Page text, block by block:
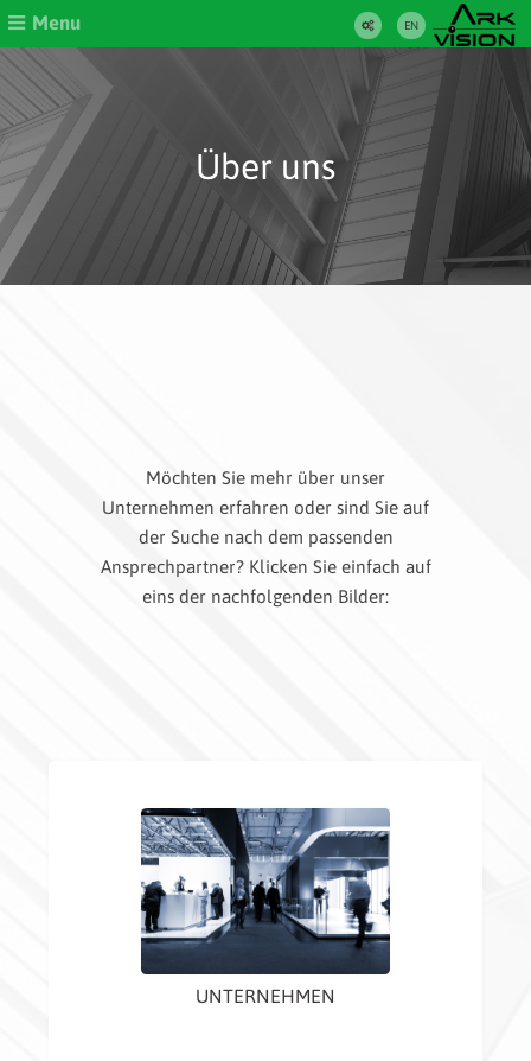
Menu EN
Über uns
Möchten Sie mehr über unser
Unternehmen erfahren oder sind Sie auf
der Suche nach dem passenden
Ansprechpartner? Klicken Sie einfach auf
eins der nachfolgenden Bilder:
UNTERNEHMEN